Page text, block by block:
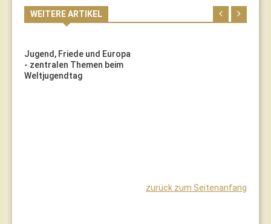
WEITERE ARTIKEL
Jugend, Friede und Europa
- zentralen Themen beim
Weltjugendtag
zurück zum Seitenanfang